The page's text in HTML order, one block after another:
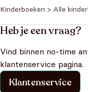
Kinderboeken > Alle
Heb je een vraag?
Vind binnen no-time
klantenservice pagina.
Klantenservice